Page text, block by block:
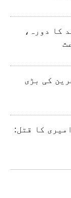
کا دورہ،
کی بڑی
کا قتل: